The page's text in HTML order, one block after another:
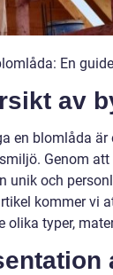
En
av
en blomlåda
Genom
unik och
kommer vi
olika typer,